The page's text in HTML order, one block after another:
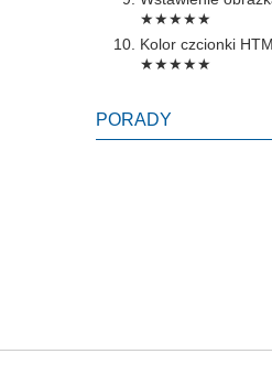
★★★★★
Kolor czcionki
★★★★★
PORADY